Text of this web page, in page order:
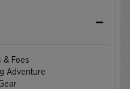
& Foes
Adventure